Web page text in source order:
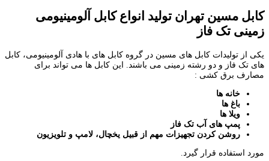
کابل مسین تهران تولید انواع کابل آلومینیومی
زمینی تک فاز
یکی از تولیدات کابل های مسین در گروه کابل های با هادی آلومینیومی، کابل
های تک فاز و دو رشته زمینی می باشند. این کابل ها می تواند برای
مصارف برق کشی :
خانه ها
باغ ها
ویلا ها
پمپ های آب تک فاز
روشن کردن تجهیزات مهم از قبیل یخچال، لامپ و تلویزیون
مورد استفاده قرار گیرد.